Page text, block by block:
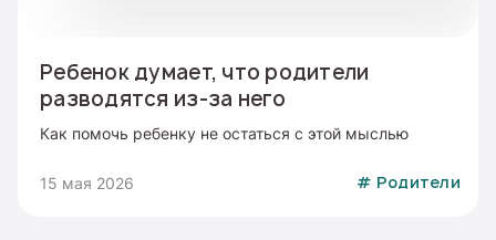
Ребенок думает, что родители
разводятся из-за него
Как помочь ребенку не остаться с этой мыслью
15 мая 2026 # Родители